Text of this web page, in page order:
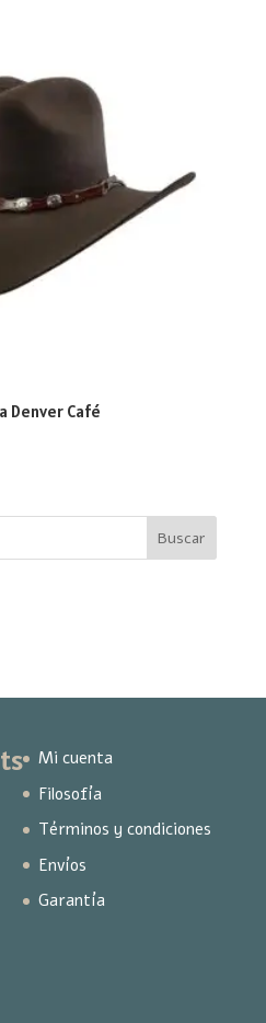
Denver Café
Buscar
Mi cuenta
Filosofía
Términos y condiciones
Envíos
Garantía